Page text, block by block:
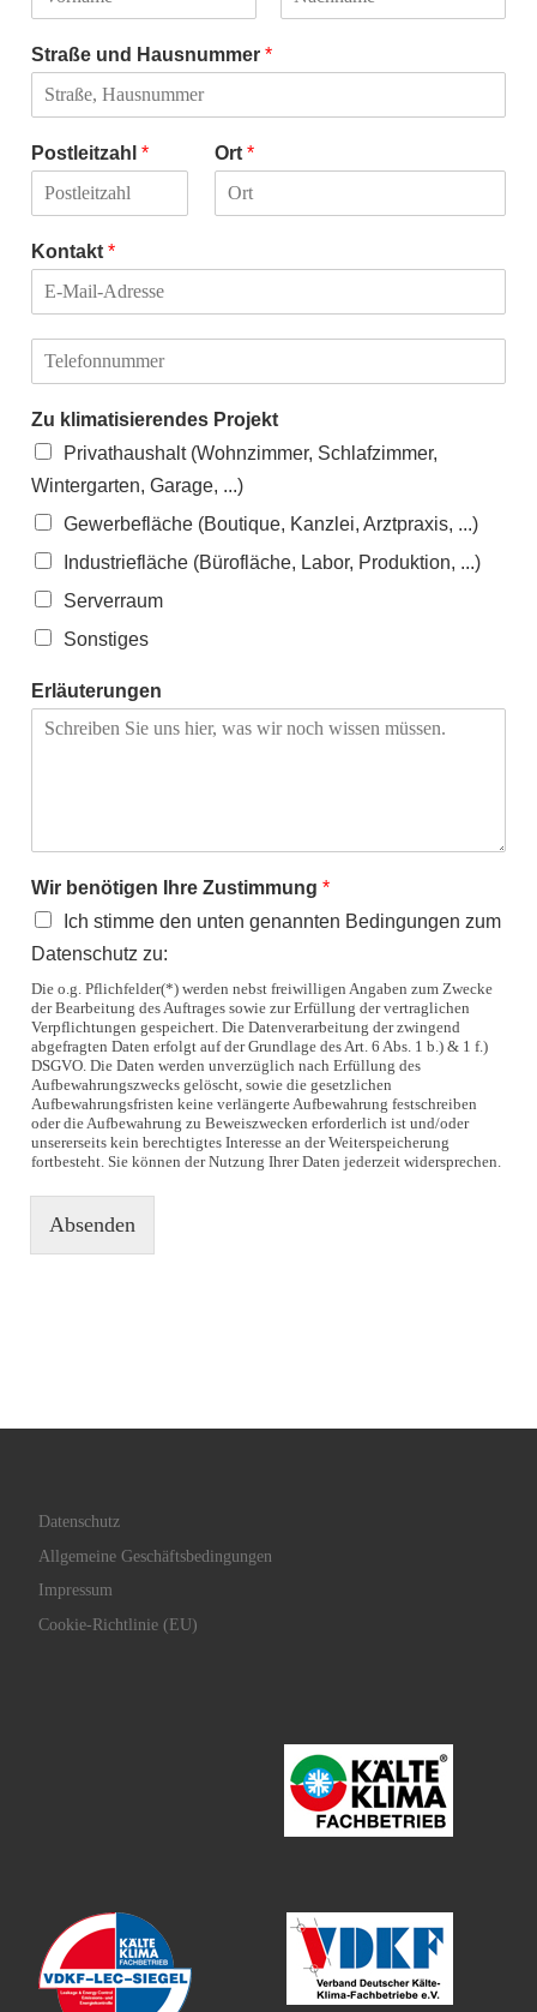
o
r
m
e
a
Straße und Hausnummer *
Postleitzahl * Ort *
Kontakt *
e
f
n
n
m
m
e
r
Zu klimatisierendes Projekt
Privathaushalt (Wohnzimmer, Schlafzimmer,
Wintergarten, Garage, ...)
Gewerbefläche (Boutique, Kanzlei, Arztpraxis, ...)
Industriefläche (Bürofläche, Labor, Produktion, ...)
Serverraum
Sonstiges
Erläuterungen
Wir benötigen Ihre Zustimmung *
Ich stimme den unten genannten Bedingungen zum
Datenschutz zu:
Die o.g. Pflichfelder(*) werden nebst freiwilligen Angaben zum Zwecke
der Bearbeitung des Auftrages sowie zur Erfüllung der vertraglichen
Verpflichtungen gespeichert. Die Datenverarbeitung der zwingend
abgefragten Daten erfolgt auf der Grundlage des Art. 6 Abs. 1 b.) & 1 f.)
DSGVO. Die Daten werden unverzüglich nach Erfüllung des
Aufbewahrungszwecks gelöscht, sowie die gesetzlichen
Aufbewahrungsfristen keine verlängerte Aufbewahrung festschreiben
oder die Aufbewahrung zu Beweiszwecken erforderlich ist und/oder
unsererseits kein berechtigtes Interesse an der Weiterspeicherung
fortbesteht. Sie können der Nutzung Ihrer Daten jederzeit widersprechen.
Absenden
Datenschutz
Allgemeine Geschäftsbedingungen
Impressum
Cookie-Richtlinie (EU)